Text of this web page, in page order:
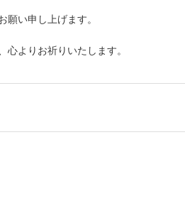
願い申し上げます。
よりお祈りいたします。